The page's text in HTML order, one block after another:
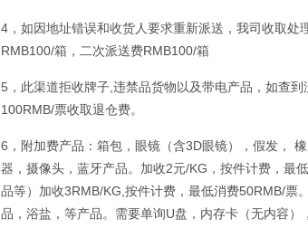
4，如因地址错误和收货人要求重新派送，我司收取
RMB100/箱，二次派送费RMB100/箱
5，此渠道拒收牌子,违禁品货物以及带电产品，如查
100RMB/票收取退仓费。
6，附加费产品：箱包，眼镜（含3D眼镜），假发，
器，摄像头，蓝牙产品。加收2元/KG，按件计费，最
品等）加收3RMB/KG,按件计费，最低消费50RMB/票
品，浴盐，等产品。需要单询U盘，内存卡（无内容